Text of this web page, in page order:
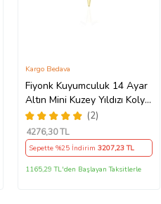
Fiyonk Kuyumculuk 14 Ayar
Altın Mini Kuzey Yıldızı Kolye
Ucu (Rose)
(2)
Kargo Bedava
4276,30 TL
Sepette %25 İndirim 3207,23 TL
1165,29 TL'den Başlayan Taksitlerle